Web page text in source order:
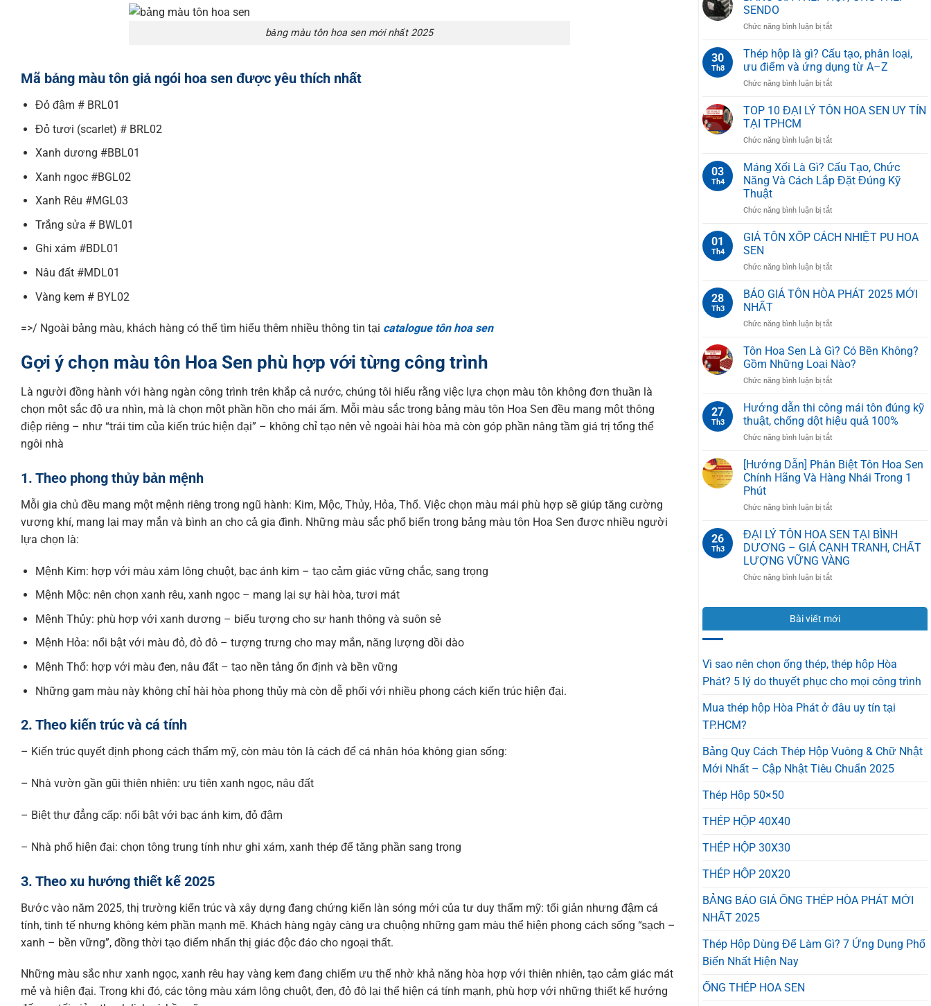
bảng màu tôn hoa sen mới nhất 2025
Mã bảng màu tôn giả ngói hoa sen được yêu thích nhất
Đỏ đậm # BRL01
Đỏ tươi (scarlet) # BRL02
Xanh dương #BBL01
Xanh ngọc #BGL02
Xanh Rêu #MGL03
Trắng sửa # BWL01
Ghi xám #BDL01
Nâu đất #MDL01
Vàng kem # BYL02
=>/ Ngoài bảng màu, khách hàng có thể tìm hiểu thêm nhiều thông tin tại catalogue tôn hoa sen
Gợi ý chọn màu tôn Hoa Sen phù hợp với từng công trình
Là người đồng hành với hàng ngàn công trình trên khắp cả nước, chúng tôi hiểu rằng việc lựa chọn màu tôn không đơn thuần là
chọn một sắc độ ưa nhìn, mà là chọn một phần hồn cho mái ấm. Mỗi màu sắc trong bảng màu tôn Hoa Sen đều mang một thông
điệp riêng – như “trái tim của kiến trúc hiện đại” – không chỉ tạo nên vẻ ngoài hài hòa mà còn góp phần nâng tầm giá trị tổng thể
ngôi nhà
1. Theo phong thủy bản mệnh
Mỗi gia chủ đều mang một mệnh riêng trong ngũ hành: Kim, Mộc, Thủy, Hỏa, Thổ. Việc chọn màu mái phù hợp sẽ giúp tăng cường
vượng khí, mang lại may mắn và bình an cho cả gia đình. Những màu sắc phổ biến trong bảng màu tôn Hoa Sen được nhiều người
lựa chọn là:
Mệnh Kim: hợp với màu xám lông chuột, bạc ánh kim – tạo cảm giác vững chắc, sang trọng
Mệnh Mộc: nên chọn xanh rêu, xanh ngọc – mang lại sự hài hòa, tươi mát
Mệnh Thủy: phù hợp với xanh dương – biểu tượng cho sự hanh thông và suôn sẻ
Mệnh Hỏa: nổi bật với màu đỏ, đỏ đô – tượng trưng cho may mắn, năng lượng dồi dào
Mệnh Thổ: hợp với màu đen, nâu đất – tạo nền tảng ổn định và bền vững
Những gam màu này không chỉ hài hòa phong thủy mà còn dễ phối với nhiều phong cách kiến trúc hiện đại.
2. Theo kiến trúc và cá tính
– Kiến trúc quyết định phong cách thẩm mỹ, còn màu tôn là cách để cá nhân hóa không gian sống:
– Nhà vườn gần gũi thiên nhiên: ưu tiên xanh ngọc, nâu đất
– Biệt thự đẳng cấp: nổi bật với bạc ánh kim, đỏ đậm
– Nhà phố hiện đại: chọn tông trung tính như ghi xám, xanh thép để tăng phần sang trọng
3. Theo xu hướng thiết kế 2025
Bước vào năm 2025, thị trường kiến trúc và xây dựng đang chứng kiến làn sóng mới của tư duy thẩm mỹ: tối giản nhưng đậm cá
tính, tinh tế nhưng không kém phần mạnh mẽ. Khách hàng ngày càng ưa chuộng những gam màu thể hiện phong cách sống “sạch –
xanh – bền vững”, đồng thời tạo điểm nhấn thị giác độc đáo cho ngoại thất.
Những màu sắc như xanh ngọc, xanh rêu hay vàng kem đang chiếm ưu thế nhờ khả năng hòa hợp với thiên nhiên, tạo cảm giác mát
mẻ và hiện đại. Trong khi đó, các tông màu xám lông chuột, đen, đỏ đô lại thể hiện cá tính mạnh, phù hợp với những thiết kế hướng
Dụng
Biến
Nhất
HOA
SENDO
Chức năng bình luận bị tắt
GIÁ
THÉP
HỘP,
ỐNG
SENDO
30
Th8
Thép hộp là gì? Cấu tạo, phân loại,
ưu điểm và ứng dụng từ A–Z
Chức năng bình luận bị tắt
hộp
Cấu
phân
loại,
và
dụng
Z
TOP 10 ĐẠI LÝ TÔN HOA SEN UY TÍN
TẠI TPHCM
Chức năng bình luận bị tắt
10
ĐẠI
LÝ
HOA
UY
TPHCM
03
Th4
Máng Xối Là Gì? Cấu Tạo, Chức
Năng Và Cách Lắp Đặt Đúng Kỹ
Thuật
Chức năng bình luận bị tắt
Xối
Cấu
Chức
Cách
Đặt
Đúng
01
Th4
GIÁ TÔN XỐP CÁCH NHIỆT PU HOA
SEN
Chức năng bình luận bị tắt
TÔN
NHIỆT
HOA
SEN
28
Th3
BÁO GIÁ TÔN HÒA PHÁT 2025 MỚI
NHẤT
Chức năng bình luận bị tắt
GIÁ
TÔN
HÒA
PHÁT
MỚI
NHẤT
Tôn Hoa Sen Là Gì? Có Bền Không?
Gồm Những Loại Nào?
Chức năng bình luận bị tắt
Hoa
Sen
Là
Gì?
Bền
Không?
Gồm
Loại
27
Th3
Hướng dẫn thi công mái tôn đúng kỹ
thuật, chống dột hiệu quả 100%
Chức năng bình luận bị tắt
dẫn
công
tôn
kỹ
thuật,
chống
dột
hiệu
[Hướng Dẫn] Phân Biệt Tôn Hoa Sen
Chính Hãng Và Hàng Nhái Trong 1
Phút
Chức năng bình luận bị tắt
Dẫn]
Phân
Biệt
Tôn
Hoa
Hãng
Và
Trong
Phút
26
Th3
ĐẠI LÝ TÔN HOA SEN TẠI BÌNH
DƯƠNG – GIÁ CẠNH TRANH, CHẤT
LƯỢNG VỮNG VÀNG
Chức năng bình luận bị tắt
HOA
BÌNH
DƯƠNG
–
CẠNH
VỮNG
VÀNG
Bài viết mới
Vì sao nên chọn ống thép, thép hộp Hòa
Phát? 5 lý do thuyết phục cho mọi công trình
Mua thép hộp Hòa Phát ở đâu uy tín tại
TP.HCM?
Bảng Quy Cách Thép Hộp Vuông & Chữ Nhật
Mới Nhất – Cập Nhật Tiêu Chuẩn 2025
Thép Hộp 50×50
THÉP HỘP 40X40
THÉP HỘP 30X30
THÉP HỘP 20X20
BẢNG BÁO GIÁ ỐNG THÉP HÒA PHÁT MỚI
NHẤT 2025
Thép Hộp Dùng Để Làm Gì? 7 Ứng Dụng Phổ
Biến Nhất Hiện Nay
ỐNG THÉP HOA SEN